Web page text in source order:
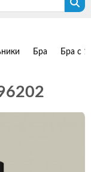
Бра Бра с